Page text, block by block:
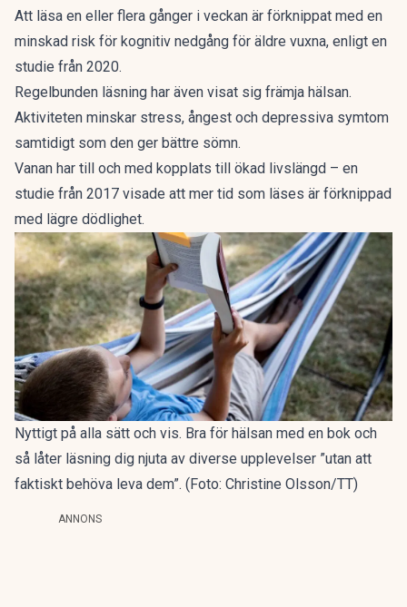
Att läsa en eller flera gånger i veckan är förknippat med en
minskad risk för kognitiv nedgång för äldre vuxna, enligt en
studie från 2020.
Regelbunden läsning har även visat sig främja hälsan.
Aktiviteten minskar stress, ångest och depressiva symtom
samtidigt som den ger bättre sömn.
Vanan har till och med kopplats till ökad livslängd – en
studie från 2017 visade att mer tid som läses är förknippad
med lägre dödlighet.
Nyttigt på alla sätt och vis. Bra för hälsan med en bok och
så låter läsning dig njuta av diverse upplevelser ”utan att
faktiskt behöva leva dem”. (Foto: Christine Olsson/TT)
ANNONS